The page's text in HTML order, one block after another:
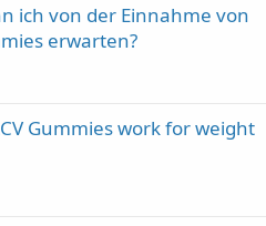
ich von der Einnahme von
erwarten?
Gummies work for weight